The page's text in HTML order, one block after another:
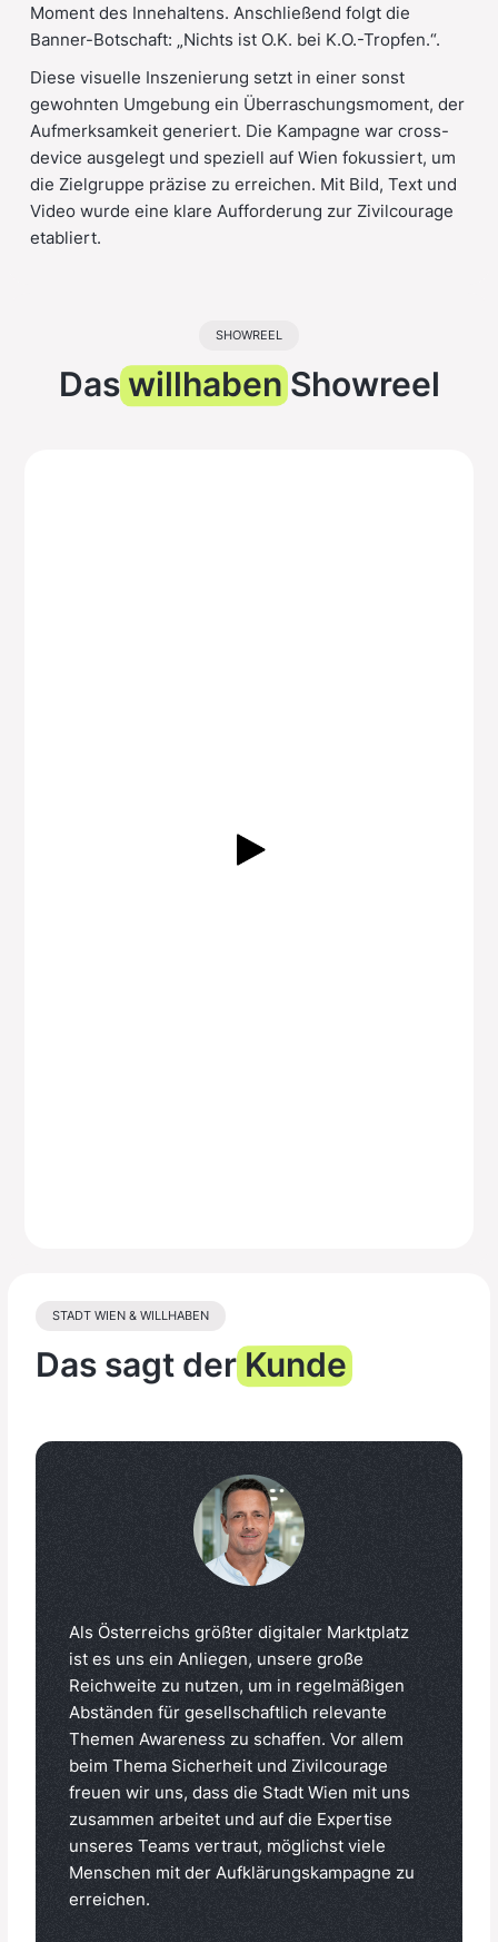
Moment des Innehaltens. Anschließend folgt die
Banner-Botschaft: „Nichts ist O.K. bei K.O.-Tropfen.“.
Diese visuelle Inszenierung setzt in einer sonst
gewohnten Umgebung ein Überraschungsmoment, der
Aufmerksamkeit generiert. Die Kampagne war cross-
device ausgelegt und speziell auf Wien fokussiert, um
die Zielgruppe präzise zu erreichen. Mit Bild, Text und
Video wurde eine klare Aufforderung zur Zivilcourage
etabliert.
SHOWREEL
DaswillhabenShowreel
STADT WIEN & WILLHABEN
Das sagt derKunde
Als Österreichs größter digitaler Marktplatz
ist es uns ein Anliegen, unsere große
Reichweite zu nutzen, um in regelmäßigen
Abständen für gesellschaftlich relevante
Themen Awareness zu schaffen. Vor allem
beim Thema Sicherheit und Zivilcourage
freuen wir uns, dass die Stadt Wien mit uns
zusammen arbeitet und auf die Expertise
unseres Teams vertraut, möglichst viele
Menschen mit der Aufklärungskampagne zu
erreichen.